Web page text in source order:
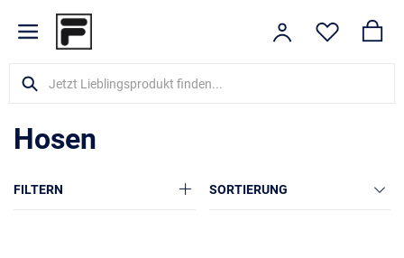
Hosen
FILTERN SORTIERUNG